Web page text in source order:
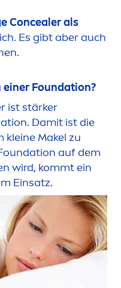
Concealer als
Es gibt aber auch
einer Foundation?
ist stärker
Damit ist die
kleine Makel zu
auf dem
wird, kommt ein
Einsatz.